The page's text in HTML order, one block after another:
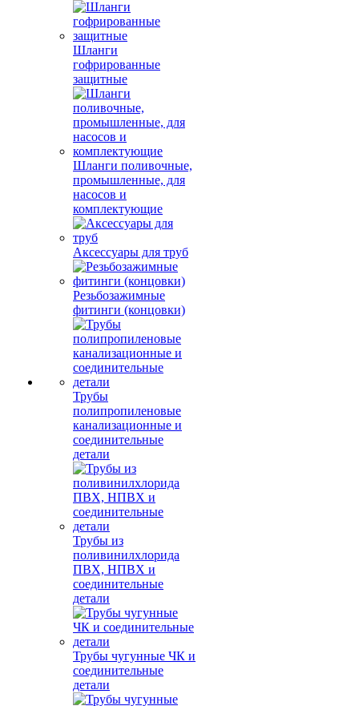
Шланги
гофрированные
защитные
Шланги поливочные,
промышленные, для
насосов и
комплектующие
Аксессуары для труб
Резьбозажимные
фитинги (концовки)
Трубы
полипропиленовые
канализационные и
соединительные
детали
Трубы из
поливинилхлорида
ПВХ, НПВХ и
соединительные
детали
Трубы чугунные ЧК и
соединительные
детали